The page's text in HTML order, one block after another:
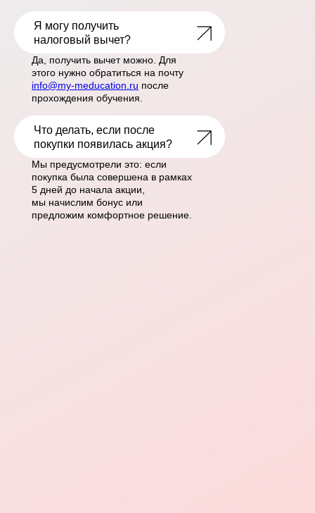
LET'S GO!
Я могу получить
налоговый вычет?
Да, получить вычет можно. Для
этого нужно обратиться на почту
info@my-meducation.ru после
прохождения обучения.
LET'S GO!
Что делать, если после
покупки появилась акция?
Мы предусмотрели это: если
покупка была совершена в рамках
5 дней до начала акции,
мы начислим бонус или
предложим комфортное решение.